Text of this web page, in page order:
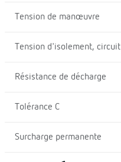
Tension de manœuvre
Tension d'isolement, circuit
Résistance de décharge
Tolérance C
Surcharge permanente